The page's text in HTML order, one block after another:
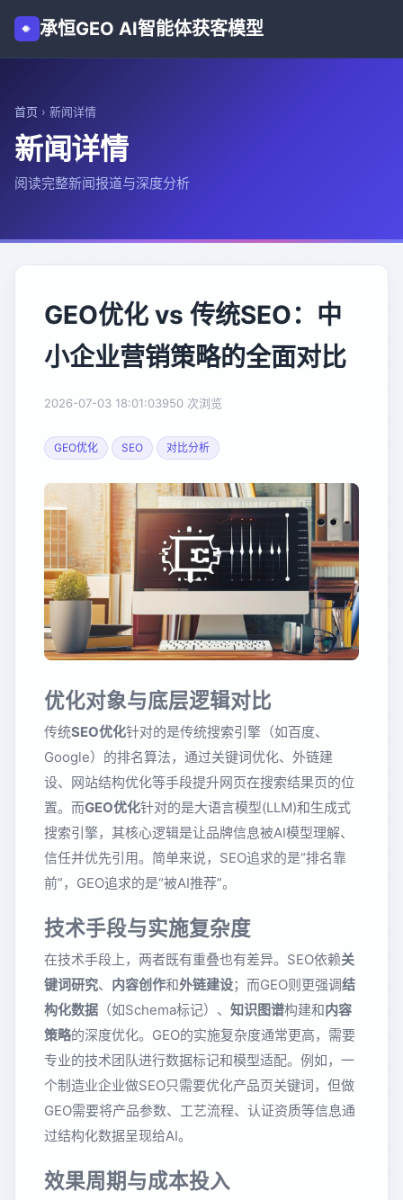
承恒GEO AI智能体获客模型
首页 › 新闻详情
新闻详情
阅读完整新闻报道与深度分析
GEO优化 vs 传统SEO：中
小企业营销策略的全面对比
2026-07-03 18:01:03950 次浏览
GEO优化 SEO 对比分析
优化对象与底层逻辑对比
传统SEO优化针对的是传统搜索引擎（如百度、
Google）的排名算法，通过关键词优化、外链建
设、网站结构优化等手段提升网页在搜索结果页的位
置。而GEO优化针对的是大语言模型(LLM)和生成式
搜索引擎，其核心逻辑是让品牌信息被AI模型理解、
信任并优先引用。简单来说，SEO追求的是“排名靠
前”，GEO追求的是“被AI推荐”。
技术手段与实施复杂度
在技术手段上，两者既有重叠也有差异。SEO依赖关
键词研究、 内容创作和外链建设；而GEO则更强调结
构化数据 （如Schema标记）、 知识图谱构建和内容
策略的深度优化。GEO的实施复杂度通常更高，需要
专业的技术团队进行数据标记和模型适配。例如，一
个制造业企业做SEO只需要优化产品页关键词，但做
GEO需要将产品参数、工艺流程、认证资质等信息通
过结构化数据呈现给AI。
效果周期与成本投入